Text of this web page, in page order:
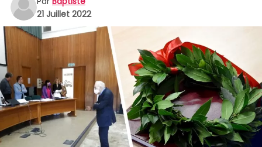
21 Juillet 2022